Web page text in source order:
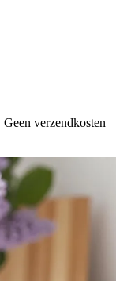
verzendkosten